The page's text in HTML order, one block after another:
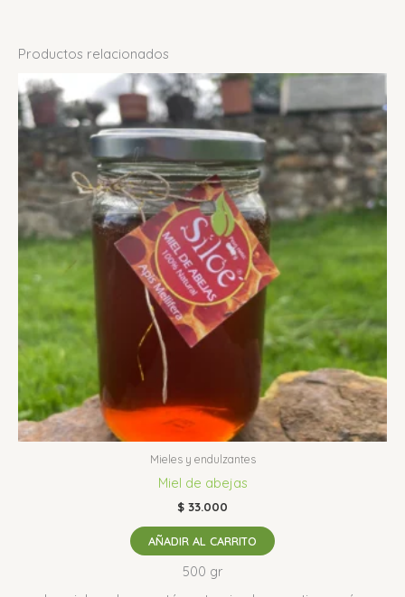
Productos relacionados
Mieles y endulzantes
Miel de abejas
$ 33.000
AÑADIR AL CARRITO
500 gr